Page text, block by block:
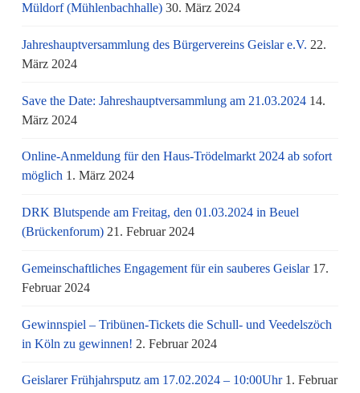
Müldorf (Mühlenbachhalle) 30. März 2024
Jahreshauptversammlung des Bürgervereins Geislar e.V. 22.
März 2024
Save the Date: Jahreshauptversammlung am 21.03.2024 14.
März 2024
Online-Anmeldung für den Haus-Trödelmarkt 2024 ab sofort
möglich 1. März 2024
DRK Blutspende am Freitag, den 01.03.2024 in Beuel
(Brückenforum) 21. Februar 2024
Gemeinschaftliches Engagement für ein sauberes Geislar 17.
Februar 2024
Gewinnspiel – Tribünen-Tickets die Schull- und Veedelszöch
in Köln zu gewinnen! 2. Februar 2024
Geislarer Frühjahrsputz am 17.02.2024 – 10:00Uhr 1. Februar